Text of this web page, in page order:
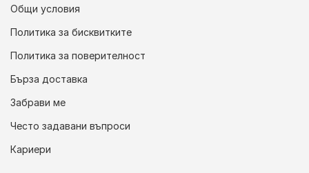
Общи условия
Политика за бисквитките
Политика за поверителност
Бърза доставка
Забрави ме
Често задавани въпроси
Кариери